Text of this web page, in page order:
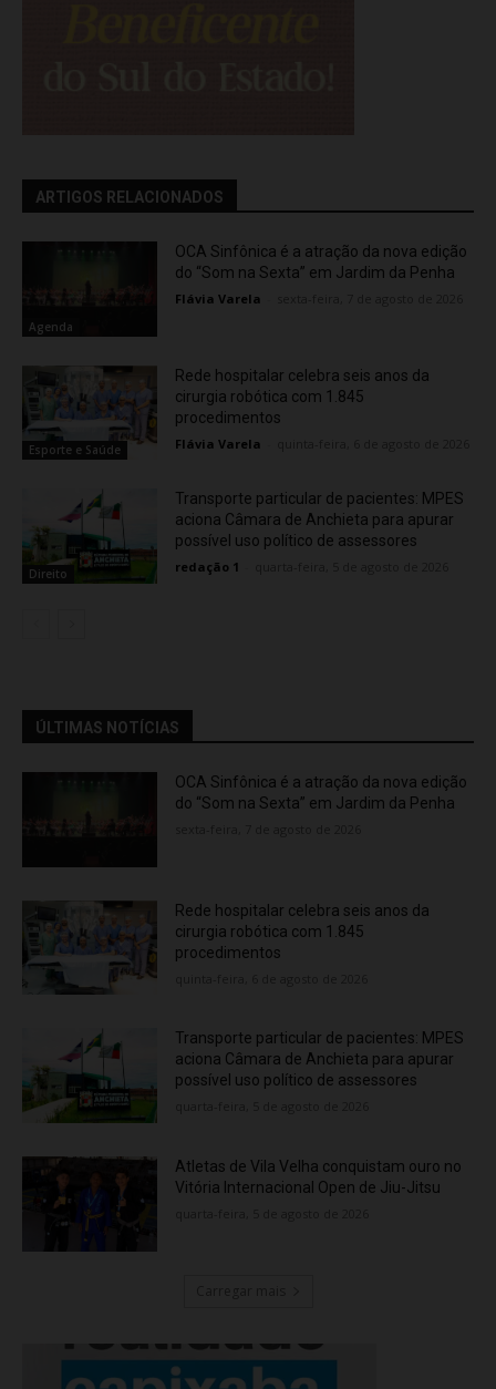
ARTIGOS RELACIONADOS
Agenda
OCA Sinfônica é a atração da nova edição
do “Som na Sexta” em Jardim da Penha
Flávia Varela
Esporte e Saúde
Rede hospitalar celebra seis anos da
cirurgia robótica com 1.845
procedimentos
Flávia Varela
Direito
Transporte particular de pacientes: MPES
aciona Câmara de Anchieta para apurar
possível uso político de assessores
redação 1
ÚLTIMAS NOTÍCIAS
OCA Sinfônica é a atração da nova edição
do “Som na Sexta” em Jardim da Penha
Rede hospitalar celebra seis anos da
cirurgia robótica com 1.845
procedimentos
Transporte particular de pacientes: MPES
aciona Câmara de Anchieta para apurar
possível uso político de assessores
Atletas de Vila Velha conquistam ouro no
Vitória Internacional Open de Jiu-Jitsu